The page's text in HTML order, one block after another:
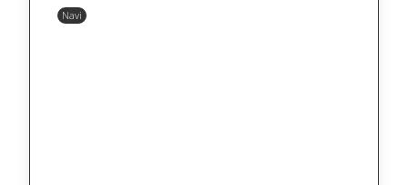
Navi